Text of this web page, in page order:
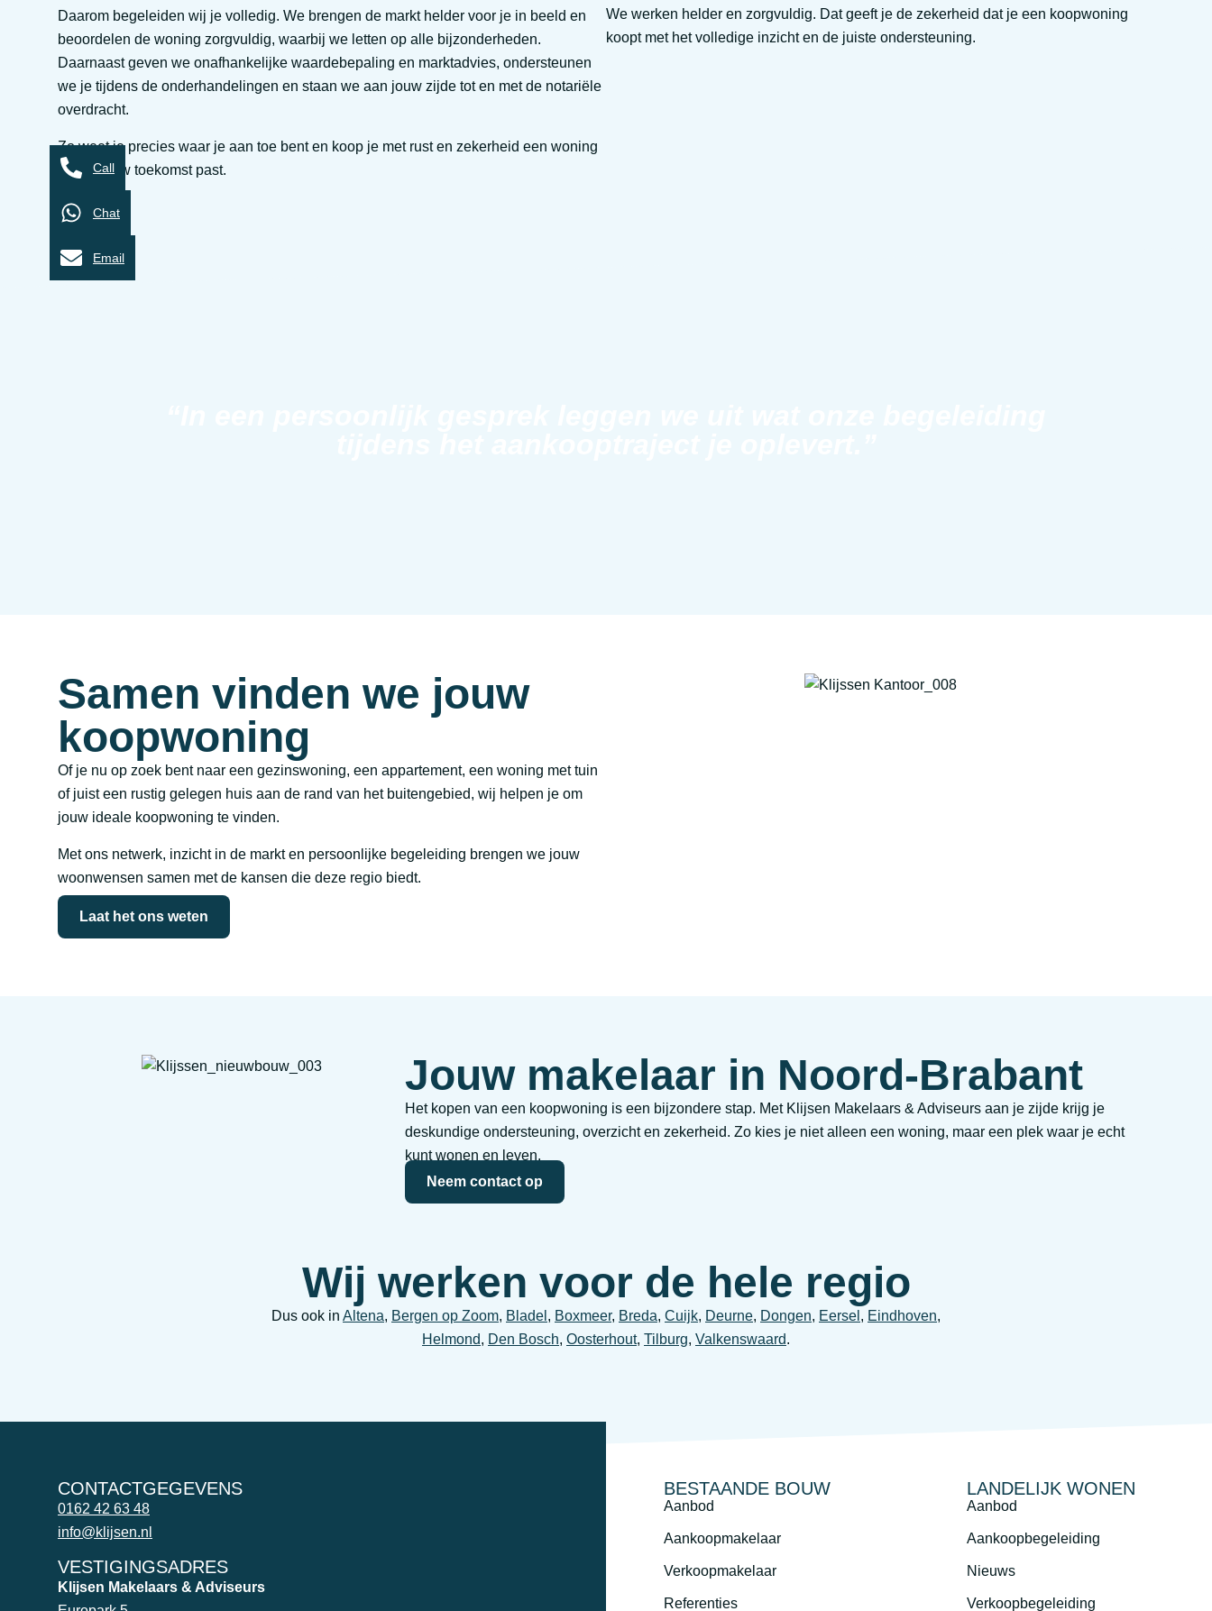
Daarom begeleiden wij je volledig. We brengen de markt helder voor je in beeld en
beoordelen de woning zorgvuldig, waarbij we letten op alle bijzonderheden.
Daarnaast geven we onafhankelijke waardebepaling en marktadvies, ondersteunen
we je tijdens de onderhandelingen en staan we aan jouw zijde tot en met de notariële
overdracht.
Zo weet je precies waar je aan toe bent en koop je met rust en zekerheid een woning
die bij jouw toekomst past.
We werken helder en zorgvuldig. Dat geeft je de zekerheid dat je een koopwoning
koopt met het volledige inzicht en de juiste ondersteuning.
Samen vinden we jouw
koopwoning
Of je nu op zoek bent naar een gezinswoning, een appartement, een woning met tuin
of juist een rustig gelegen huis aan de rand van het buitengebied, wij helpen je om
jouw ideale koopwoning te vinden.
Met ons netwerk, inzicht in de markt en persoonlijke begeleiding brengen we jouw
woonwensen samen met de kansen die deze regio biedt.
Laat het ons weten
Jouw makelaar in Noord-Brabant
Het kopen van een koopwoning is een bijzondere stap. Met Klijsen Makelaars & Adviseurs aan je zijde krijg je
deskundige ondersteuning, overzicht en zekerheid. Zo kies je niet alleen een woning, maar een plek waar je echt
kunt wonen en leven.
Neem contact op
Wij werken voor de hele regio
Dus ook in Altena, Bergen op Zoom, Bladel , Boxmeer, Breda, Cuijk, Deurne, Dongen, Eersel , Eindhoven,
Helmond, Den Bosch, Oosterhout, Tilburg, Valkenswaard.
CONTACTGEGEVENS
0162 42 63 48
info@klijsen.nl
VESTIGINGSADRES
Klijsen Makelaars & Adviseurs
BESTAANDE BOUW
Aanbod
Aankoopmakelaar
Verkoopmakelaar
Referenties
LANDELIJK WONEN
Aanbod
Aankoopbegeleiding
Nieuws
Verkoopbegeleiding
Call
Chat
Email